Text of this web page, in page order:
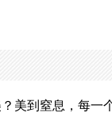
美到窒息，每一